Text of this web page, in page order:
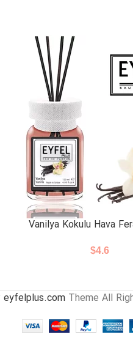
Vanilya Kokulu Hava
$4.6
eyfelplus.com Theme All